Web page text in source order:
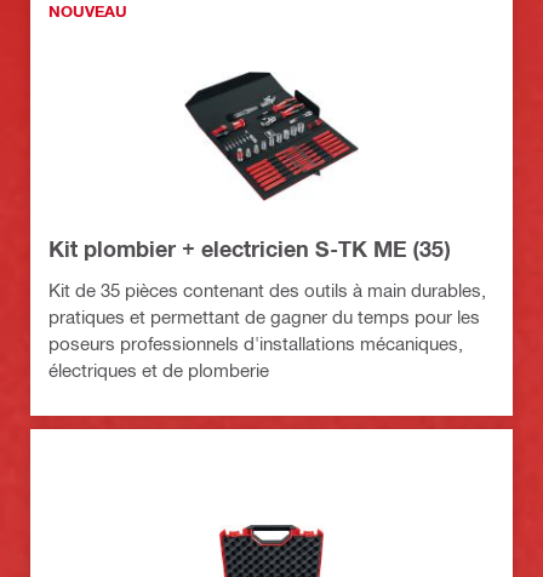
NOUVEAU
Kit plombier + electricien S-TK ME (35)
Kit de 35 pièces contenant des outils à main durables,
pratiques et permettant de gagner du temps pour les
poseurs professionnels d'installations mécaniques,
électriques et de plomberie